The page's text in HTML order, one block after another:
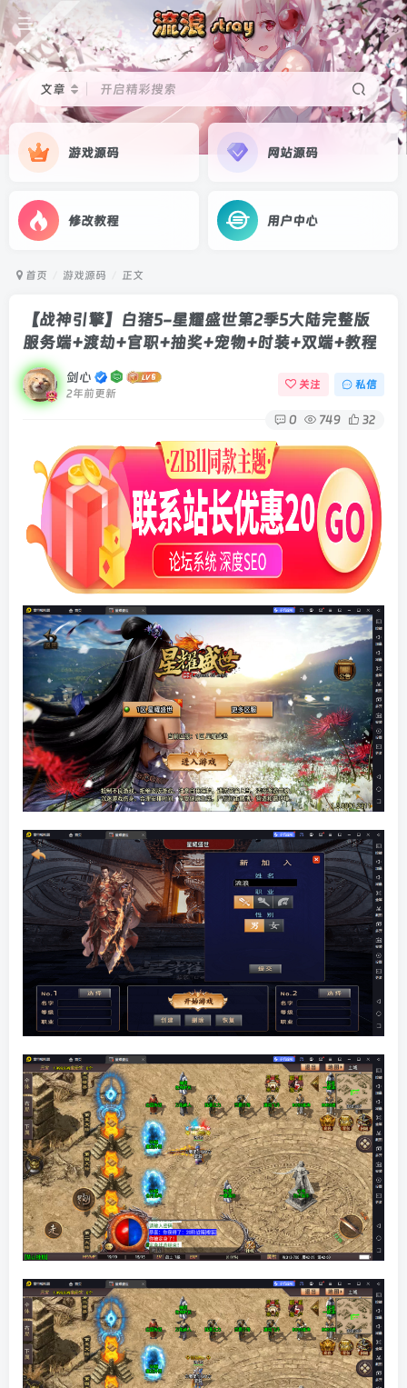
文章 开启精彩搜索
游戏源码 网站源码
修改教程 用户中心
首页 游戏源码 正文
【战神引擎】白猪5-星耀盛世第2季5大陆完整版
服务端+渡劫+官职+抽奖+宠物+时装+双端+教程
剑心
2年前更新
关注 私信
0 749 32